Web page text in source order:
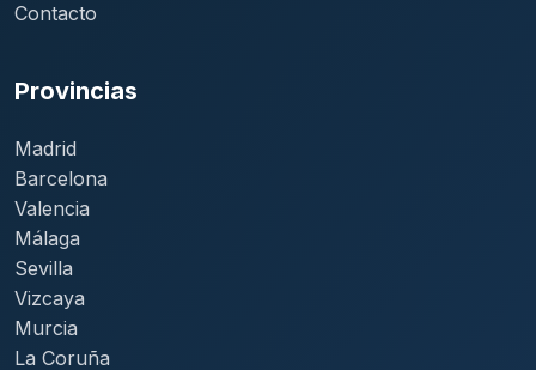
Contacto
Provincias
Madrid
Barcelona
Valencia
Málaga
Sevilla
Vizcaya
Murcia
La Coruña